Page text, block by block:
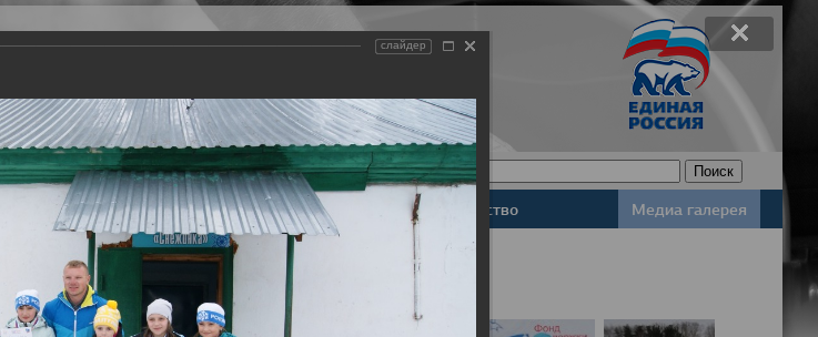
Задать вопрос
Базы данных Законодательство Медиа галерея
слайдер